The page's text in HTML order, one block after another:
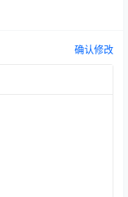
确认修改